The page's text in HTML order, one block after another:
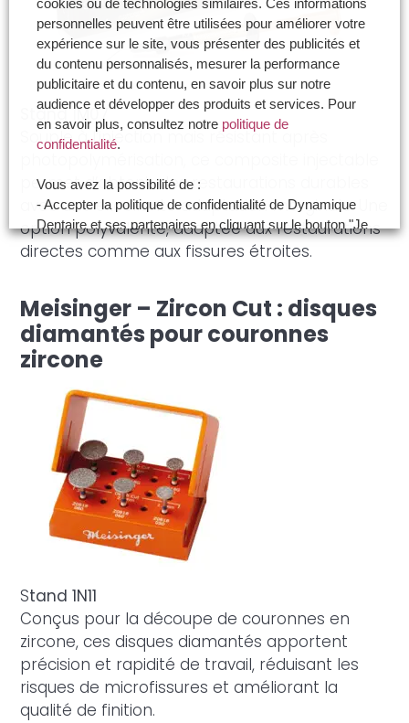
Stand 1M07
Souple à l’injection mais résistant après
permet d’obtenir des restaurations durables
avec une excellente adaptation marginale. Une
option polyvalente, adaptée aux restaurations
directes comme aux fissures étroites.
Meisinger – Zircon Cut : disques
diamantés pour couronnes
zircone
Stand 1N11
Conçus pour la découpe de couronnes en
zircone, ces disques diamantés apportent
précision et rapidité de travail, réduisant les
risques de microfissures et améliorant la
qualité de finition.
cookies ou de technologies similaires. Ces informations
personnelles peuvent être utilisées pour améliorer votre
expérience sur le site, vous présenter des publicités et
du contenu personnalisés, mesurer la performance
publicitaire et du contenu, en savoir plus sur notre
audience et développer des produits et services. Pour
en savoir plus, consultez notre politique de
confidentialité.
Vous avez la possibilité de :
- Accepter la politique de confidentialité de Dynamique
Dentaire et ses partenaires en cliquant sur le bouton "Je
certifie être un professionnel de santé et accepte la
non en cliquant sur le bouton "Je souhaite Gérer mes
préférences"
souhaite gérer mes préférences
Je certifie être un professionnel de
santé et accepte la politique de
confidentialité